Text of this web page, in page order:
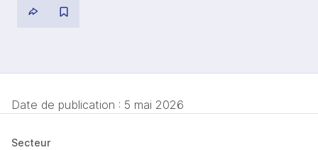
Date de publication : 5 mai 2026
Secteur